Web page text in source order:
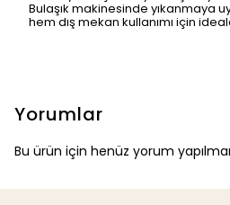
Bulaşık makinesinde yıkanmaya
hem dış mekan kullanımı için
Yorumlar
Bu ürün için henüz yorum